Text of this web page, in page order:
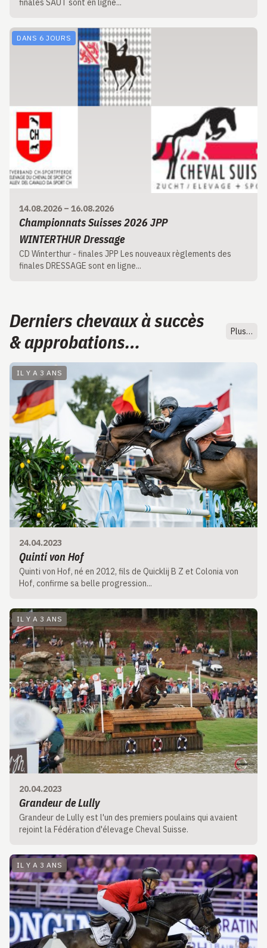
finales SAUT sont en ligne...
DANS 6 JOURS
14.08.2026 – 16.08.2026
Championnats Suisses 2026 JPP
WINTERTHUR Dressage
CD Winterthur - finales JPP Les nouveaux règlements des
finales DRESSAGE sont en ligne...
Derniers chevaux à succès
& approbations…
Plus…
IL Y A 3 ANS
24.04.2023
Quinti von Hof
Quinti von Hof, né en 2012, fils de Quicklij B Z et Colonia von
Hof, confirme sa belle progression...
IL Y A 3 ANS
20.04.2023
Grandeur de Lully
Grandeur de Lully est l'un des premiers poulains qui avaient
rejoint la Fédération d'élevage Cheval Suisse.
IL Y A 3 ANS